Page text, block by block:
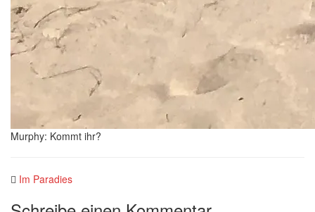
Murphy: Kommt ihr?
Im Paradies